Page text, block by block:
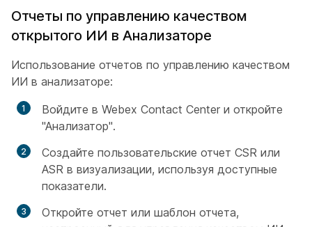
Отчеты по управлению качеством
открытого ИИ в Анализаторе
Использование отчетов по управлению качеством
ИИ в анализаторе:
Войдите в Webex Contact Center и откройте
"Анализатор".
Создайте пользовательские отчет CSR или
ASR в визуализации, используя доступные
показатели.
Откройте отчет или шаблон отчета,